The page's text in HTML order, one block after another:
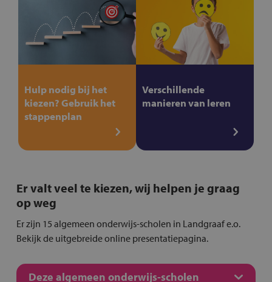
Hulp nodig bij het
kiezen? Gebruik het
stappenplan
Verschillende
manieren van leren
Er valt veel te kiezen, wij helpen je graag
op weg
Er zijn 15 algemeen onderwijs-scholen in Landgraaf e.o.
Bekijk de uitgebreide online presentatiepagina.
Deze algemeen onderwijs-scholen